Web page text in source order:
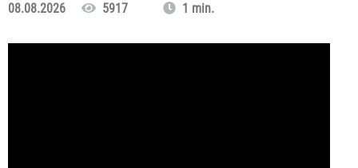
08.08.2026 5917 1 min.